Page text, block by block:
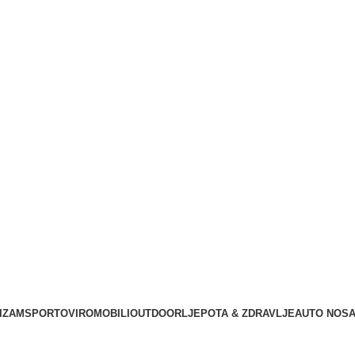
SPORTOVI ROMOBILI OUTDOORLJEPOTA & ZDRAVLJEAUTO